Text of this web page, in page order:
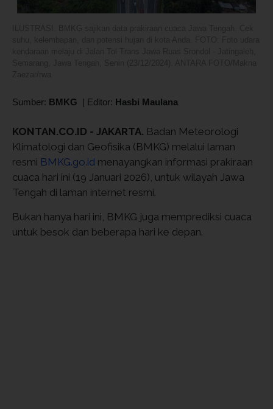
Sumber: BMKG | Editor: Hasbi Maulana
KONTAN.CO.ID - JAKARTA. Badan Meteorologi
Klimatologi dan Geofisika (BMKG) melalui laman
resmi BMKG.go.id menayangkan informasi prakiraan
cuaca hari ini (19 Januari 2026), untuk wilayah Jawa
Tengah di laman internet resmi.
Bukan hanya hari ini, BMKG juga memprediksi cuaca
untuk besok dan beberapa hari ke depan.